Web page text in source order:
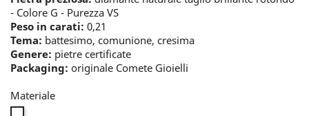
- Colore G - Purezza VS
Peso in carati: 0,21
Tema: battesimo, comunione, cresima
Genere: pietre certificate
Packaging: originale Comete Gioielli
Materiale